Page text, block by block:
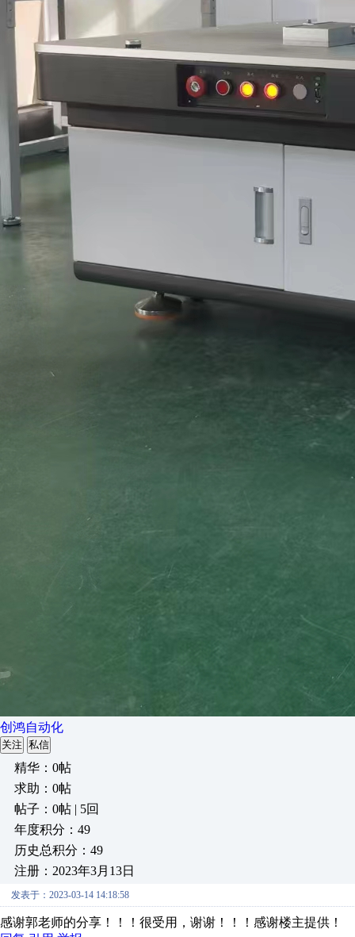
创鸿自动化
关注 私信
精华：0帖
求助：0帖
帖子：0帖 | 5回
年度积分：49
历史总积分：49
注册：2023年3月13日
发表于：2023-03-14 14:18:58
感谢郭老师的分享！！！很受用，谢谢！！！感谢楼主提供！